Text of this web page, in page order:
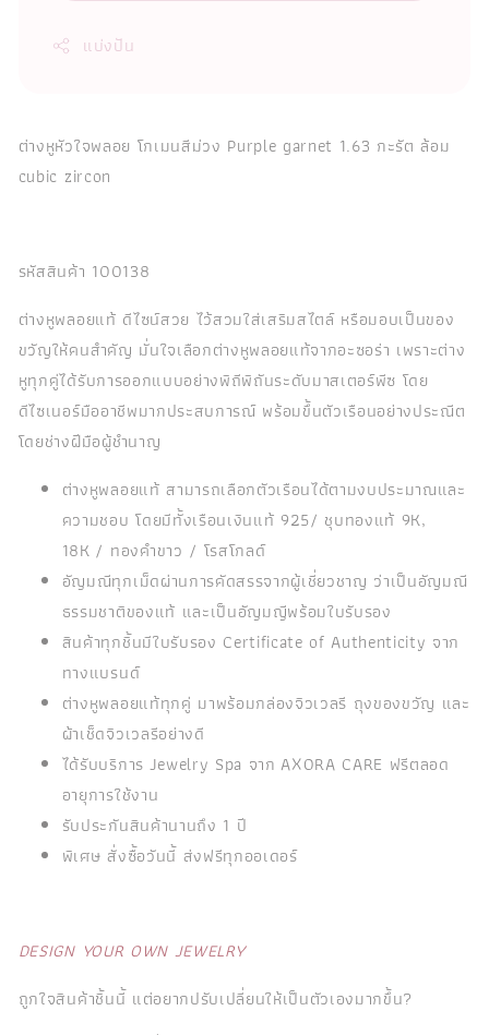
แบ่งปัน
ต่างหูหัวใจพลอย โกเมนสีม่วง Purple garnet 1.63 กะรัต ล้อม
cubic zircon
รหัสสินค้า 100138
ต่างหูพลอยแท้ ดีไซน์สวย ไว้สวมใส่เสริมสไตล์ หรือมอบเป็นของ
ขวัญให้คนสำคัญ มั่นใจเลือกต่างหูพลอยแท้จากอะซอร่า เพราะต่าง
หูทุกคู่ได้รับการออกแบบอย่างพิถีพิถันระดับมาสเตอร์พีซ โดย
ดีไซเนอร์มืออาชีพมากประสบการณ์ พร้อมขึ้นตัวเรือนอย่างประณีต
โดยช่างฝีมือผู้ชำนาญ
ต่างหูพลอยแท้ สามารถเลือกตัวเรือนได้ตามงบประมาณและ
ความชอบ โดยมีทั้งเรือนเงินแท้ 925/ ชุบทองแท้ 9K,
18K / ทองคำขาว / โรสโกลด์
อัญมณีทุกเม็ดผ่านการคัดสรรจากผู้เชี่ยวชาญ ว่าเป็นอัญมณี
ธรรมชาติของแท้ และเป็นอัญมญีพร้อมใบรับรอง
สินค้าทุกชิ้นมีใบรับรอง Certificate of Authenticity จาก
ทางแบรนด์
ต่างหูพลอยแท้ทุกคู่ มาพร้อมกล่องจิวเวลรี ถุงของขวัญ และ
ผ้าเช็ดจิวเวลรีอย่างดี
ได้รับบริการ Jewelry Spa จาก AXORA CARE ฟรีตลอด
อายุการใช้งาน
รับประกันสินค้านานถึง 1 ปี
พิเศษ สั่งซื้อวันนี้ ส่งฟรีทุกออเดอร์
DESIGN YOUR OWN JEWELRY
ถูกใจสินค้าชิ้นนี้ แต่อยากปรับเปลี่ยนให้เป็นตัวเองมากขึ้น?